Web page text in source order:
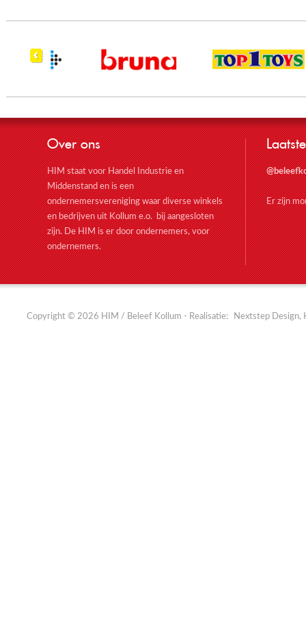
Over ons
HIM staat voor Handel Industrie en
Middenstand en is een
ondernemersvereniging waar diverse winkels
en bedrijven uit Kollum e.o. bij aangesloten
zijn. De HIM is er door ondernemers, voor
ondernemers.
Er zijn
Copyright © 2026 HIM / Beleef Kollum - Realisatie: Nextstep Design,